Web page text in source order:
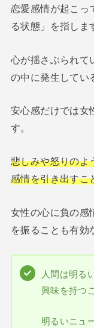
恋愛感情が起こっ
る状態」を指しま
心が揺さぶられて
の中に発生してい
安心感だけでは女
す。
悲しみや怒りのよ
感情を引き出すこ
女性の心に負の感
を振ることも有効
人間は明る
興味を持つ
明るいニュ